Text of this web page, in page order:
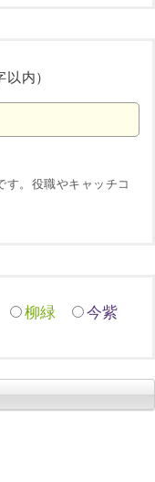
内）
。役職やキャッチコ
柳緑 今紫